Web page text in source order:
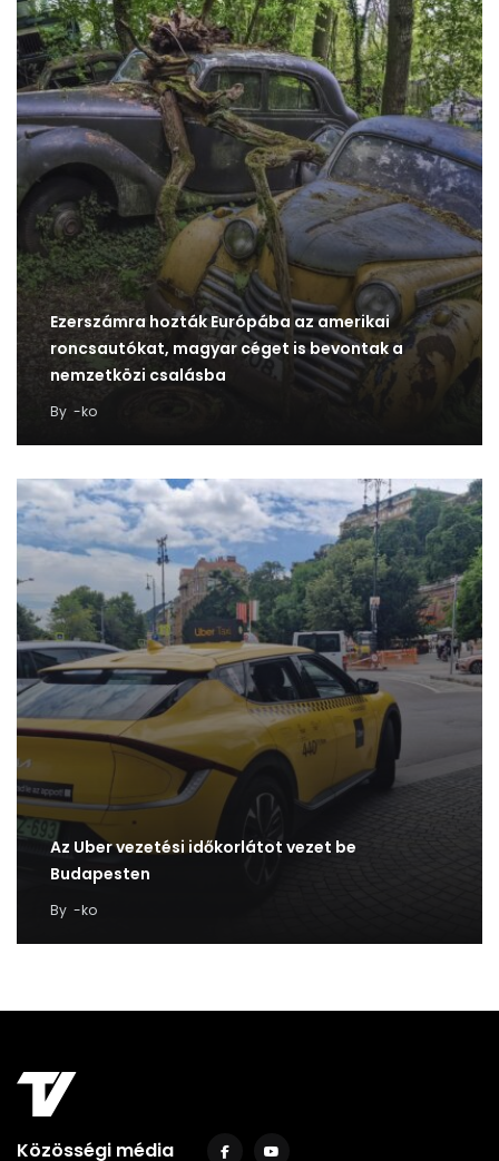
Ezerszámra hozták Európába az amerikai
roncsautókat, magyar céget is bevontak a
nemzetközi csalásba
By -ko
Az Uber vezetési időkorlátot vezet be
Budapesten
By -ko
Közösségi média